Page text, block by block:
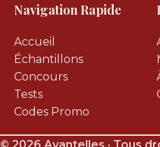
Navigation Rapide
Accueil
Échantillons
Concours
Tests
Codes Promo
© 2026 Avantelles · Tous